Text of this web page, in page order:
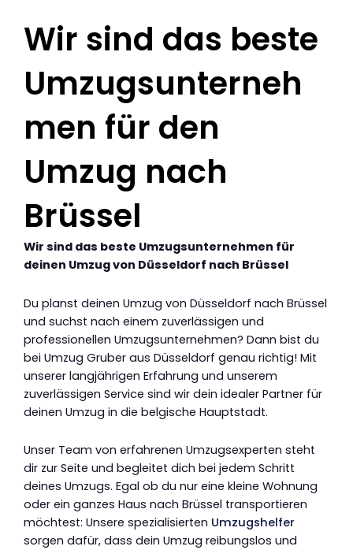
Wir sind das beste
Umzugsunterneh
men für den
Umzug nach
Brüssel
Wir sind das beste Umzugsunternehmen für
deinen Umzug von Düsseldorf nach Brüssel
Du planst deinen Umzug von Düsseldorf nach Brüssel
und suchst nach einem zuverlässigen und
professionellen Umzugsunternehmen? Dann bist du
bei Umzug Gruber aus Düsseldorf genau richtig! Mit
unserer langjährigen Erfahrung und unserem
zuverlässigen Service sind wir dein idealer Partner für
deinen Umzug in die belgische Hauptstadt.
Unser Team von erfahrenen Umzugsexperten steht
dir zur Seite und begleitet dich bei jedem Schritt
deines Umzugs. Egal ob du nur eine kleine Wohnung
oder ein ganzes Haus nach Brüssel transportieren
möchtest: Unsere spezialisierten Umzugshelfer
sorgen dafür, dass dein Umzug reibungslos und